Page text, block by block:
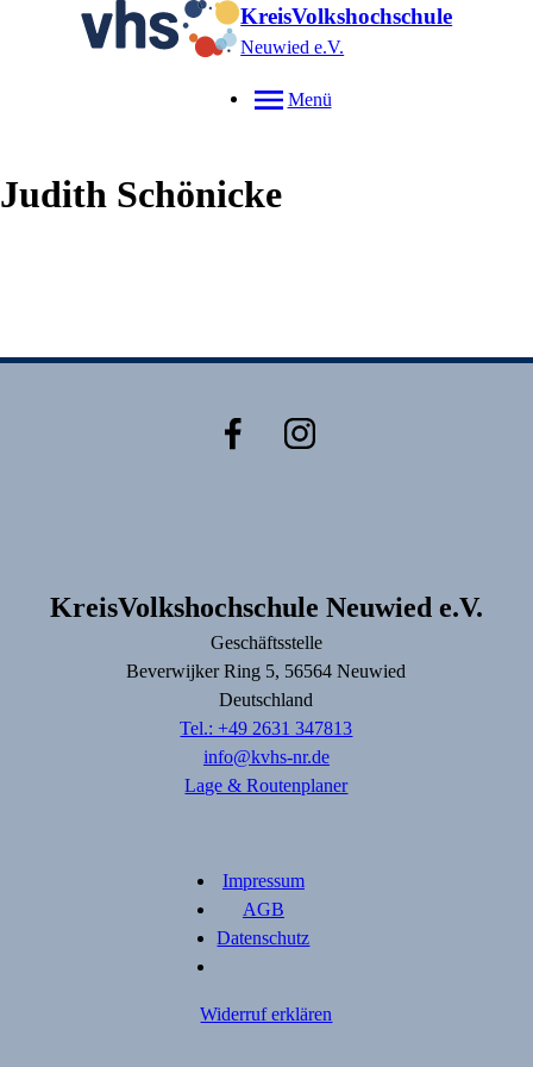
KreisVolkshochschule
Neuwied e.V.
Menü
Judith Schönicke
KreisVolkshochschule Neuwied e.V.
Geschäftsstelle
Beverwijker Ring 5, 56564Neuwied
Deutschland
Tel.: +49 2631 347813
info@kvhs-nr.de
Lage & Routenplaner
Impressum
AGB
Datenschutz
Widerruf erklären